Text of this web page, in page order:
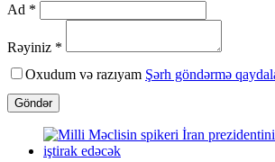
Ad *
Rəyiniz *
Oxudum və razıyam Şərh göndərmə
Göndər